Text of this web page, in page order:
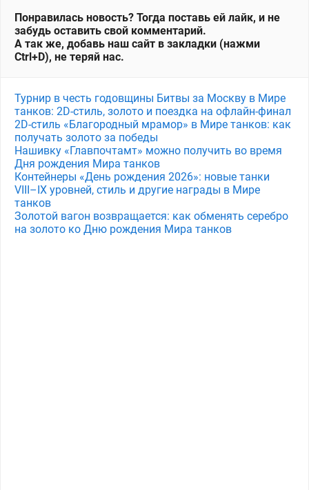
Понравилась новость? Тогда поставь ей лайк, и не
забудь оставить свой комментарий.
А так же, добавь наш сайт в закладки (нажми
Ctrl+D), не теряй нас.
Турнир в честь годовщины Битвы за Москву в Мире
танков: 2D-стиль, золото и поездка на офлайн-финал
2D-стиль «Благородный мрамор» в Мире танков: как
получать золото за победы
Нашивку «Главпочтамт» можно получить во время
Дня рождения Мира танков
Контейнеры «День рождения 2026»: новые танки
VIII–IX уровней, стиль и другие награды в Мире
танков
Золотой вагон возвращается: как обменять серебро
на золото ко Дню рождения Мира танков